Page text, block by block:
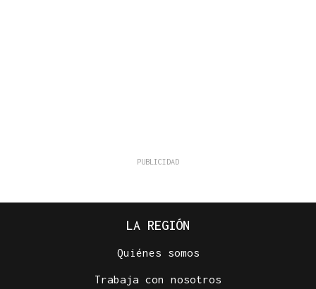
LA REGIÓN
Quiénes somos
Trabaja con nosotros